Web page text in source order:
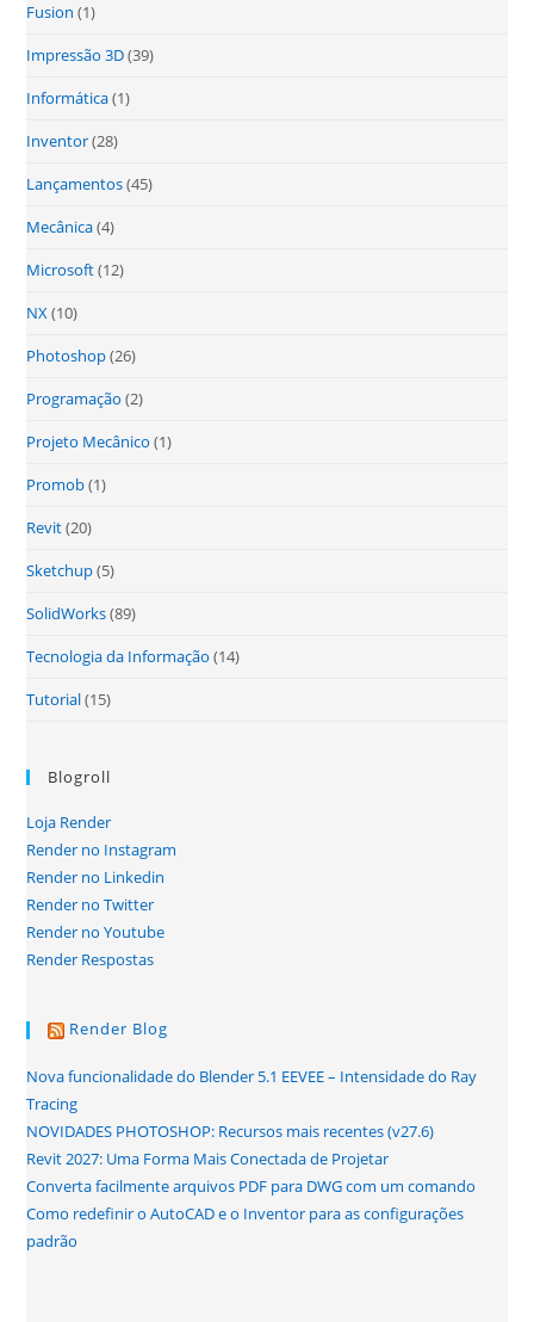
Fusion (1)
Impressão 3D(39)
Informática(1)
Inventor(28)
Lançamentos(45)
Mecânica(4)
Microsoft(12)
NX(10)
Photoshop(26)
Programação (2)
Projeto Mecânico (1)
Promob(1)
Revit(20)
Sketchup(5)
SolidWorks(89)
Tecnologia da Informação (14)
Tutorial(15)
Blogroll
Loja Render
Render no Instagram
Render no Linkedin
Render no Twitter
Render no Youtube
Render Respostas
Render Blog
Nova funcionalidade do Blender 5.1 EEVEE – Intensidade do Ray
Tracing
NOVIDADES PHOTOSHOP: Recursos mais recentes (v27.6)
Revit 2027: Uma Forma Mais Conectada de Projetar
Converta facilmente arquivos PDF para DWG com um comando
Como redefinir o AutoCAD e o Inventor para as configurações
padrão